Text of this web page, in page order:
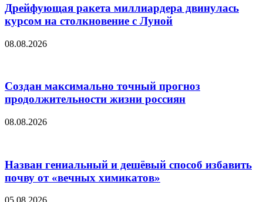
Дрейфующая ракета миллиардера двинулась
курсом на столкновение с Луной
08.08.2026
Создан максимально точный прогноз
продолжительности жизни россиян
08.08.2026
Назван гениальный и дешёвый способ избавить
почву от «вечных химикатов»